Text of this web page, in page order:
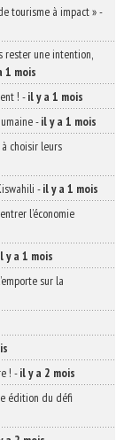
tourisme à impact »-
rester une intention,
1 mois
! -il y a 1 mois
-il y a 1 mois
choisir leurs
-il y a 1 mois
l’économie
y a 1 mois
sur la
! -il y a 2 mois
édition du défi